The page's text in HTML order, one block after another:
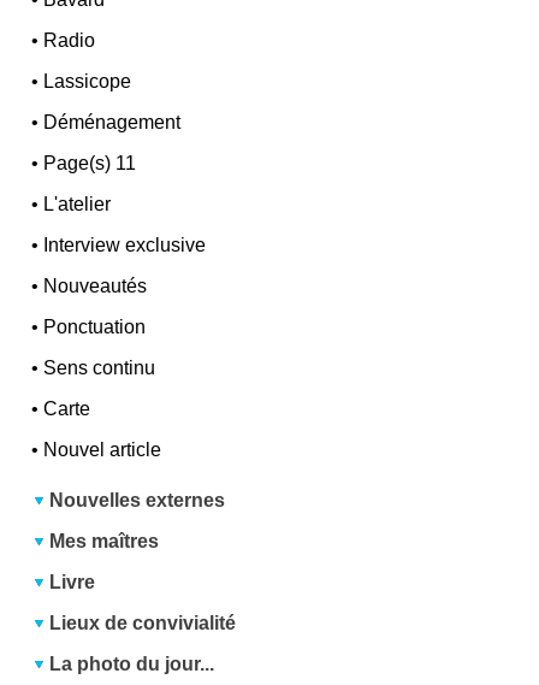
• Radio
• Lassicope
• Déménagement
• Page(s) 11
• L'atelier
• Interview exclusive
• Nouveautés
• Ponctuation
• Sens continu
•Carte
• Nouvel article
Nouvelles externes
Mes maîtres
Livre
Lieux de convivialité
La photo du jour...